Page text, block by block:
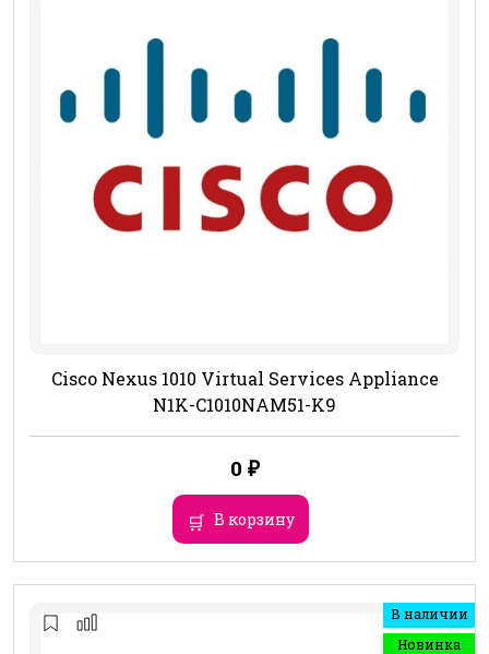
Cisco Nexus 1010 Virtual Services Appliance
N1K-C1010NAM51-K9
0 ₽
В корзину
В наличии
Новинка